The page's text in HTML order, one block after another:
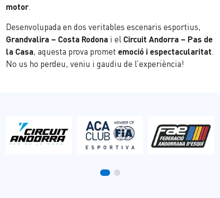
motor.
Desenvolupada en dos veritables escenaris esportius,
Grandvalira – Costa Rodona i el Circuit Andorra – Pas de
la Casa, aquesta prova promet emoció i espectacularitat.
No us ho perdeu, veniu i gaudiu de l’experiència!